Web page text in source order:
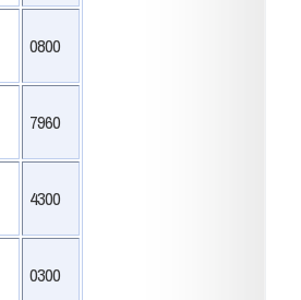
0800
7960
4300
0300